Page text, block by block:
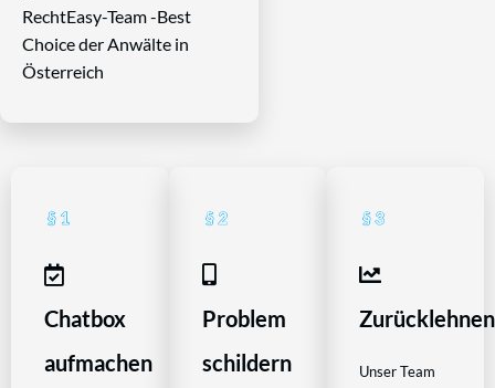
RechtEasy-Team -Best
Choice der Anwälte in
Österreich
Chatbox
aufmachen
Problem
schildern
Zurücklehnen
Unser Team